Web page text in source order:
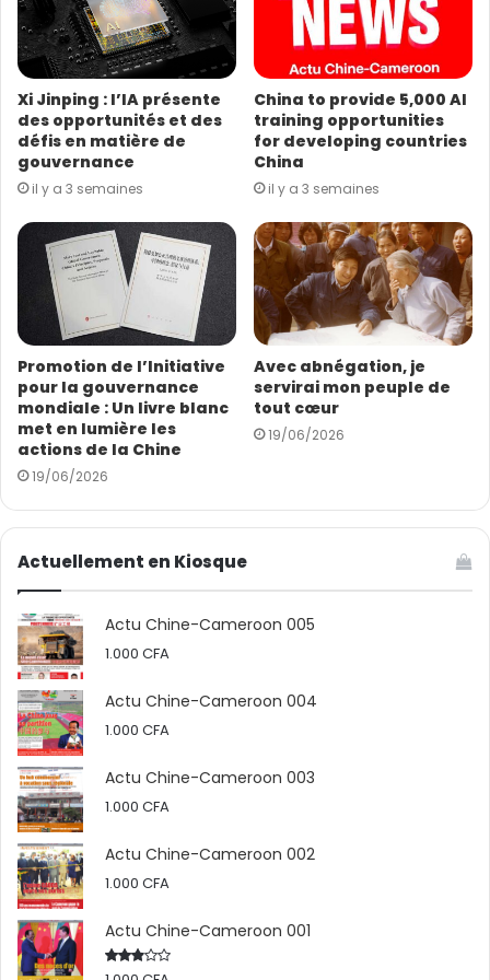
d
r
e
s
s
e
E
m
a
l
Xi Jinping : l’IA présente
des opportunités et des
défis en matière de
gouvernance
il y a 3 semaines
China to provide 5,000 AI
training opportunities
for developing countries
China
il y a 3 semaines
Promotion de l’Initiative
pour la gouvernance
mondiale : Un livre blanc
met en lumière les
actions de la Chine
19/06/2026
Avec abnégation, je
servirai mon peuple de
tout cœur
19/06/2026
Actuellement en Kiosque
Actu Chine-Cameroon 005
1.000 CFA
Actu Chine-Cameroon 004
1.000 CFA
Actu Chine-Cameroon 003
1.000 CFA
Actu Chine-Cameroon 002
1.000 CFA
Actu Chine-Cameroon 001
Rated